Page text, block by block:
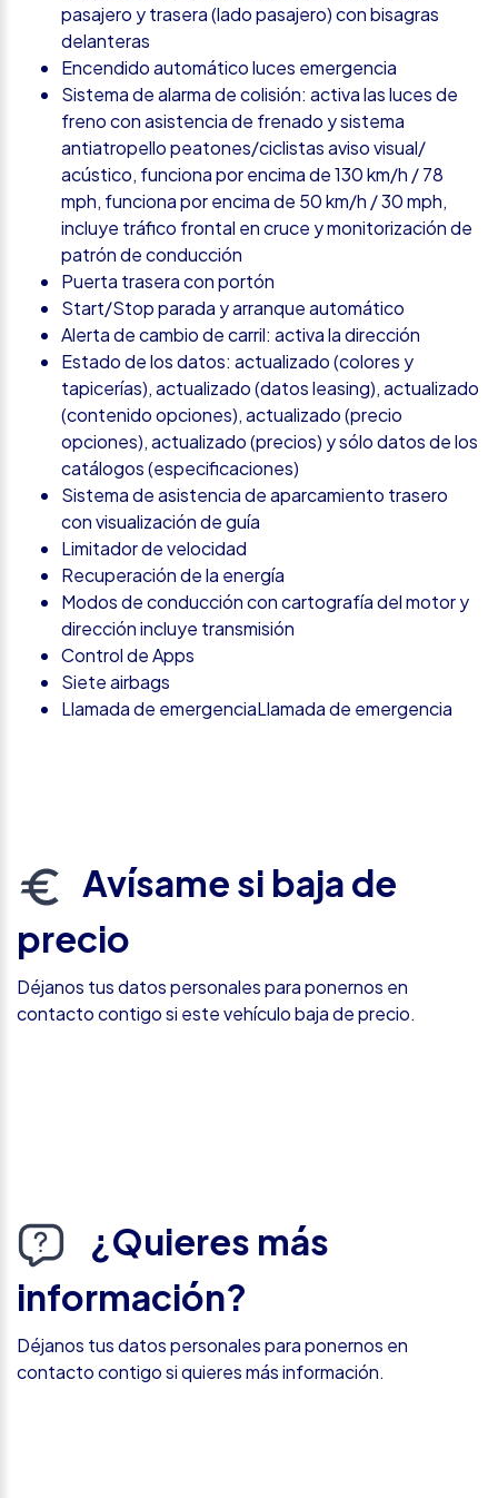
pasajero y trasera (lado pasajero) con bisagras
delanteras
Encendido automático luces emergencia
Sistema de alarma de colisión: activa las luces de
freno con asistencia de frenado y sistema
antiatropello peatones/ciclistas aviso visual/
acústico, funciona por encima de 130 km/h / 78
mph, funciona por encima de 50 km/h / 30 mph,
incluye tráfico frontal en cruce y monitorización de
patrón de conducción
Puerta trasera con portón
Start/Stop parada y arranque automático
Alerta de cambio de carril: activa la dirección
Estado de los datos: actualizado (colores y
tapicerías), actualizado (datos leasing), actualizado
(contenido opciones), actualizado (precio
opciones), actualizado (precios) y sólo datos de los
catálogos (especificaciones)
Sistema de asistencia de aparcamiento trasero
con visualización de guía
Limitador de velocidad
Recuperación de la energía
Modos de conducción con cartografía del motor y
dirección incluye transmisión
Control de Apps
Siete airbags
Llamada de emergenciaLlamada de emergencia
Avísame si baja de
precio
Déjanos tus datos personales para ponernos en
contacto contigo si este vehículo baja de precio.
¿Quieres más
información?
Déjanos tus datos personales para ponernos en
contacto contigo si quieres más información.